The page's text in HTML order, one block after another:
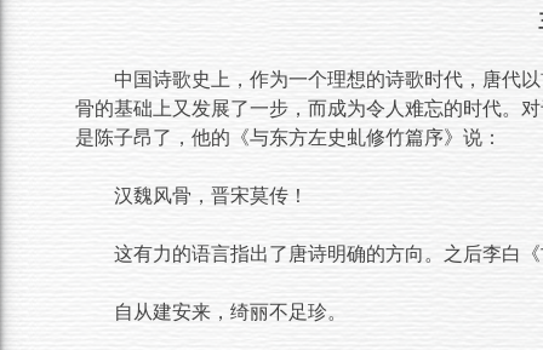
中国诗歌史上，作为一个理想的诗歌时代，唐代
骨的基础上又发展了一步，而成为令人难忘的时代。
是陈子昂了，他的《与东方左史虬修竹篇序》说：
汉魏风骨，晋宋莫传！
这有力的语言指出了唐诗明确的方向。之后李白
自从建安来，绮丽不足珍。